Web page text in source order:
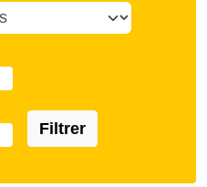
Filtrer